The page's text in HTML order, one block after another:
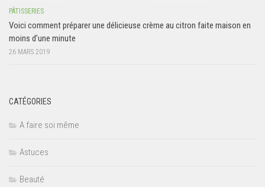
PÂTISSERIES
Voici comment préparer une délicieuse crème au citron faite maison en
moins d’une minute
26 MARS 2019
CATÉGORIES
A faire soi même
Astuces
Beauté